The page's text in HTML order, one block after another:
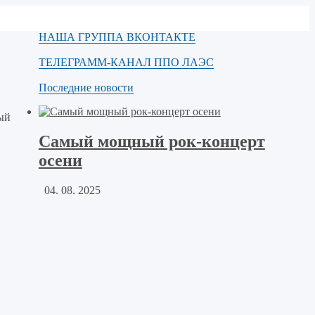
НАША ГРУППА ВКОНТАКТЕ
ТЕЛЕГРАММ-КАНАЛ ППО ЛАЭС
Последние новости
Самый мощный рок-концерт
осени
04. 08. 2025